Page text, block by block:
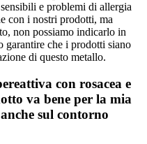
e problemi di allergia
con i nostri prodotti, ma
non possiamo indicarlo in
garantire che i prodotti siano
di questo metallo.
con rosacea e
va bene per la mia
sul contorno